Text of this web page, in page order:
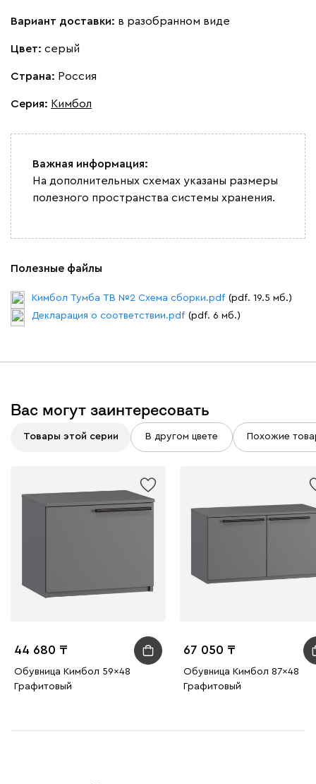
Вариант доставки: в разобранном виде
Цвет: серый
Страна: Россия
Серия: Кимбол
Важная информация:
На дополнительных схемах указаны размеры
полезного пространства системы хранения.
Полезные файлы
Кимбол Тумба ТВ №2 Схема сборки.pdf (pdf. 19.5 мб.)
Декларация о соответствии.pdf (pdf. 6 мб.)
Вас могут заинтересовать
Товары этой серии В другом цвете Похожие
44 680
Обувница Кимбол 59x48
Графитовый
67 050
Обувница Кимбол 87x48
Графитовый